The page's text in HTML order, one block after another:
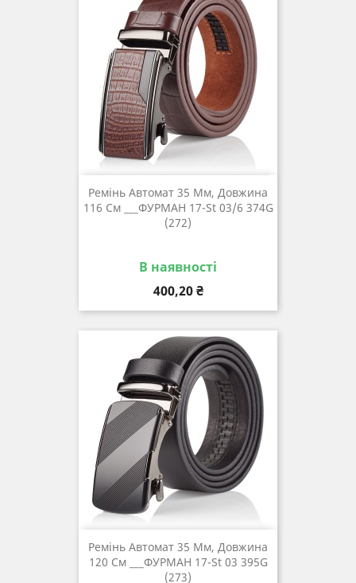
Ремінь Автомат 35 Мм, Довжина
116 См ___ФУРМАН 17-St 03/6 374G
(272)
В наявності
Ціна
400,20 ₴
Ремінь Автомат 35 Мм, Довжина
120 См ___ФУРМАН 17-St 03 395G
(273)